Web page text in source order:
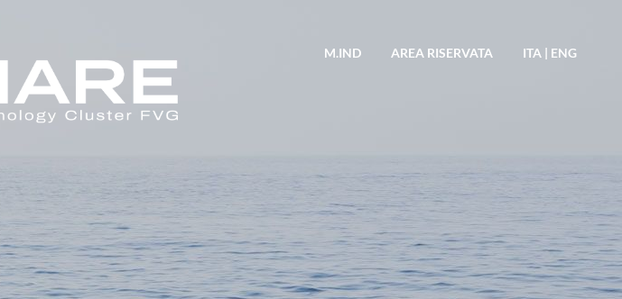
M.IND AREA RISERVATA ITA | ENG